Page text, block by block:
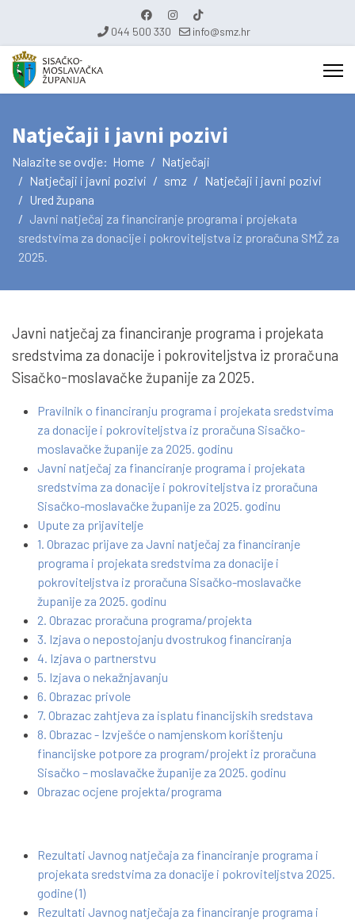
044 500 330 info@smz.hr
Natječaji i javni pozivi
Nalazite se ovdje: Home
Natječaji
Natječaji i javni pozivi
smz
Natječaji i javni pozivi
Ured župana
Javni natječaj za financiranje programa i projekata
sredstvima za donacije i pokroviteljstva iz proračuna SMŽ za
2025.
Javni natječaj za financiranje programa i projekata
sredstvima za donacije i pokroviteljstva iz proračuna
Sisačko-moslavačke županije za 2025.
Pravilnik o financiranju programa i projekata sredstvima
za donacije i pokroviteljstva iz proračuna Sisačko-
moslavačke županije za 2025. godinu
Javni natječaj za financiranje programa i projekata
sredstvima za donacije i pokroviteljstva iz proračuna
Sisačko-moslavačke županije za 2025. godinu
Upute za prijavitelje
1. Obrazac prijave za Javni natječaj za financiranje
programa i projekata sredstvima za donacije i
pokroviteljstva iz proračuna Sisačko-moslavačke
županije za 2025. godinu
2. Obrazac proračuna programa/projekta
3. Izjava o nepostojanju dvostrukog financiranja
4. Izjava o partnerstvu
5. Izjava o nekažnjavanju
6. Obrazac privole
7. Obrazac zahtjeva za isplatu financijskih sredstava
8. Obrazac - Izvješće o namjenskom korištenju
financijske potpore za program/projekt iz proračuna
Sisačko – moslavačke županije za 2025. godinu
Obrazac ocjene projekta/programa
Rezultati Javnog natječaja za financiranje programa i
projekata sredstvima za donacije i pokroviteljstva 2025.
godine (1)
Rezultati Javnog natječaja za financiranje programa i